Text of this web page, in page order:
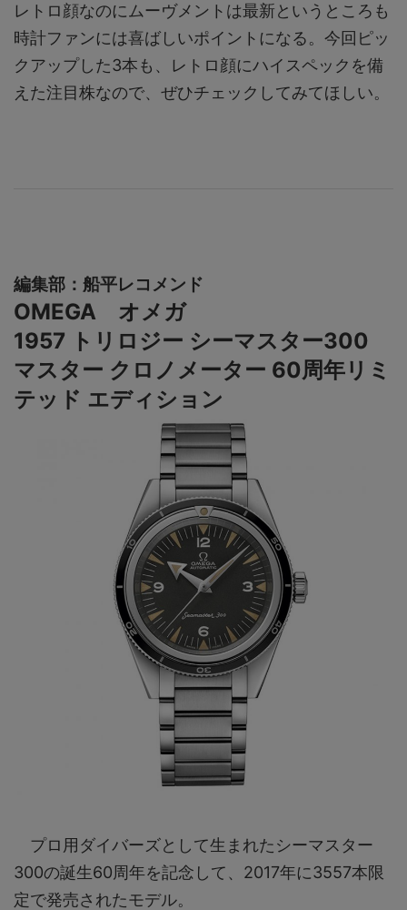
レトロ顔なのにムーヴメントは最新というところも
時計ファンには喜ばしいポイントになる。今回ピッ
クアップした3本も、レトロ顔にハイスペックを備
えた注目株なので、ぜひチェックしてみてほしい。
編集部：船平レコメンド
OMEGA オメガ
1957 トリロジー シーマスター300
マスター クロノメーター 60周年リミ
テッド エディション
プロ用ダイバーズとして生まれたシーマスター
300の誕生60周年を記念して、2017年に3557本限
定で発売されたモデル。